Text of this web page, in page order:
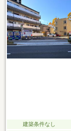
り考えられるという
建築条件なし